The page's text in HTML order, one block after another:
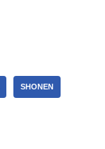
SHONEN